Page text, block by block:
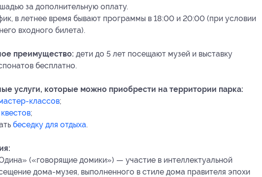
за дополнительную оплату.
в летнее время бывают программы в 18:00 и 20:00 (при условии
входного билета).
преимущество: дети до 5 лет посещают музей и выставку
бесплатно.
услуги, которые можно приобрести на территории парка:
классов;
квестов;
беседку для отдыха.
(«говорящие домики») — участие в интеллектуальной
дома-музея, выполненного в стиле дома правителя эпохи